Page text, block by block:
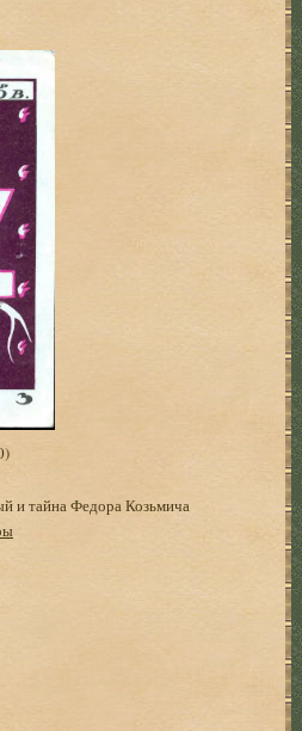
и тайна Федора Козьмича